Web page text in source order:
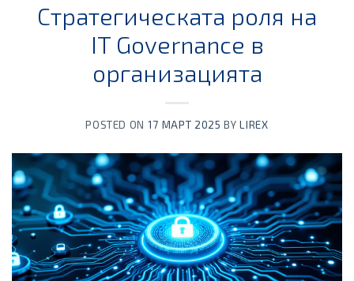
Стратегическата роля на
IT Governance в
организацията
POSTED ON 17 МАРТ 2025 BYLIREX